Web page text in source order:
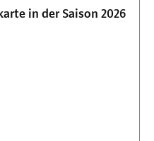
in der Saison 2026